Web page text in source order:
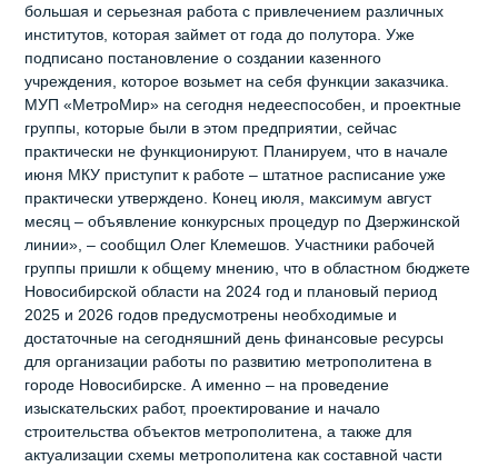
большая и серьезная работа с привлечением различных
институтов, которая займет от года до полутора. Уже
подписано постановление о создании казенного
учреждения, которое возьмет на себя функции заказчика.
МУП «МетроМир» на сегодня недееспособен, и проектные
группы, которые были в этом предприятии, сейчас
практически не функционируют. Планируем, что в начале
июня МКУ приступит к работе – штатное расписание уже
практически утверждено. Конец июля, максимум август
месяц – объявление конкурсных процедур по Дзержинской
линии», – сообщил Олег Клемешов. Участники рабочей
группы пришли к общему мнению, что в областном бюджете
Новосибирской области на 2024 год и плановый период
2025 и 2026 годов предусмотрены необходимые и
достаточные на сегодняшний день финансовые ресурсы
для организации работы по развитию метрополитена в
городе Новосибирске. А именно – на проведение
изыскательских работ, проектирование и начало
строительства объектов метрополитена, а также для
актуализации схемы метрополитена как составной части